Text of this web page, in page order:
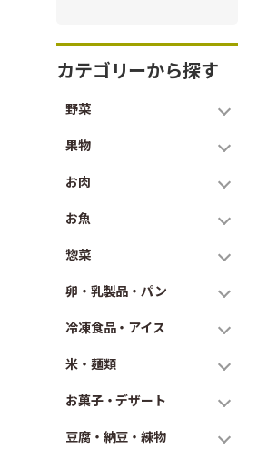
カテゴリーから探す
野菜
果物
お肉
お魚
惣菜
卵・乳製品・パン
冷凍食品・アイス
米・麺類
お菓子・デザート
豆腐・納豆・練物